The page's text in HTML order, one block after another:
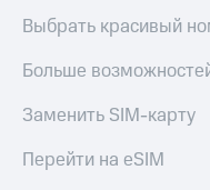
Выбрать красивый
Больше
Заменить SIM-карту
Перейти на eSIM